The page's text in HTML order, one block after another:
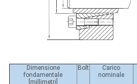
Dimensione
fondamentale
[millimetri]
Bolt
Carico
nominale